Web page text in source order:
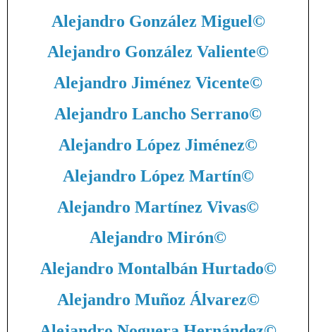
Alejandro González Miguel©
Alejandro González Valiente©
Alejandro Jiménez Vicente©
Alejandro Lancho Serrano©
Alejandro López Jiménez©
Alejandro López Martín©
Alejandro Martínez Vivas©
Alejandro Mirón©
Alejandro Montalbán Hurtado©
Alejandro Muñoz Álvarez©